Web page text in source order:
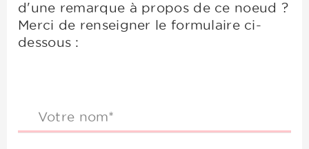
d'une remarque à propos de ce noeud ?
Merci de renseigner le formulaire ci-
dessous :
Votre nom*